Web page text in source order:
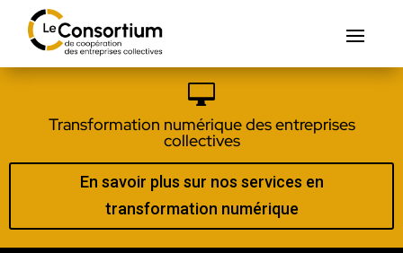

Transformation numérique des entreprises
collectives
En savoir plus sur nos services en
transformation numérique